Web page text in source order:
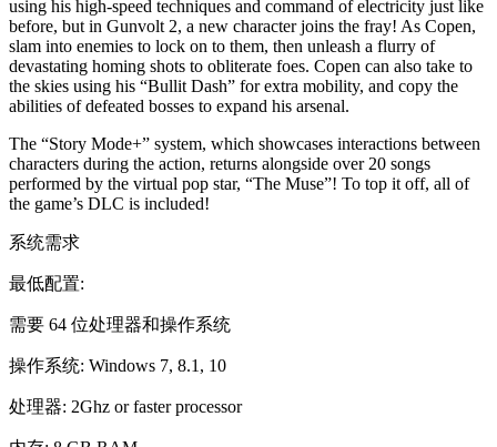
using his high-speed techniques and command of electricity just like
before, but in Gunvolt 2, a new character joins the fray! As Copen,
slam into enemies to lock on to them, then unleash a flurry of
devastating homing shots to obliterate foes. Copen can also take to
the skies using his “Bullit Dash” for extra mobility, and copy the
abilities of defeated bosses to expand his arsenal.
The “Story Mode+” system, which showcases interactions between
characters during the action, returns alongside over 20 songs
performed by the virtual pop star, “The Muse”! To top it off, all of
the game’s DLC is included!
系统需求
最低配置:
需要 64 位处理器和操作系统
操作系统: Windows 7, 8.1, 10
处理器: 2Ghz or faster processor